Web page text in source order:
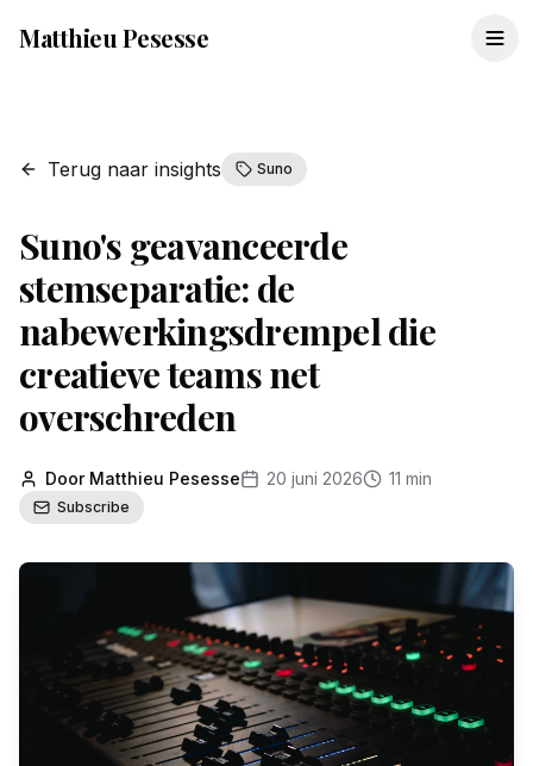
Matthieu Pesesse
Terug naar insights Suno
Suno's geavanceerde
stemseparatie: de
nabewerkingsdrempel die
creatieve teams net
overschreden
Door Matthieu Pesesse 20 juni 2026 11 min
Subscribe